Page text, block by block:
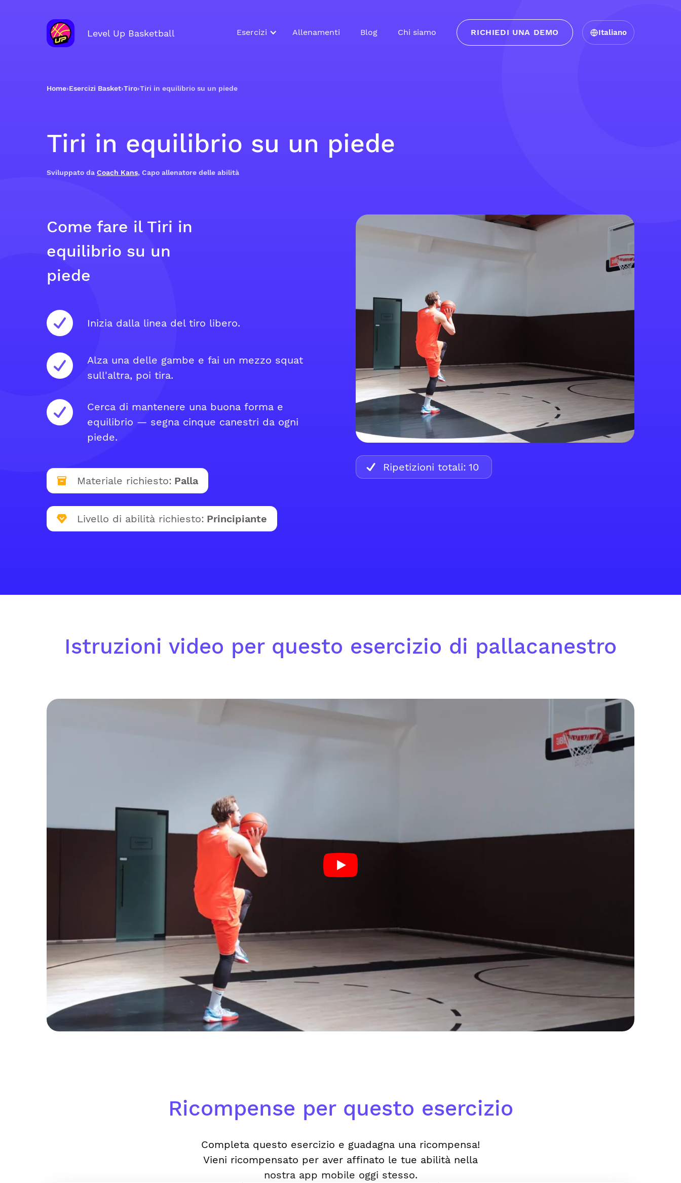
Level Up Basketball Esercizi Allenamenti Blog Chi siamo RICHIEDI UNA DEMO Italiano
Home›Esercizi Basket›Tiro›Tiri in equilibrio su un piede
Tiri in equilibrio su un piede
Sviluppato da Coach Kans, Capo allenatore delle abilità
Come fare il Tiri in
equilibrio su un
piede
Inizia dalla linea del tiro libero.
Alza una delle gambe e fai un mezzo squat
sull'altra, poi tira.
Cerca di mantenere una buona forma e
equilibrio — segna cinque canestri da ogni
piede.
Materiale richiesto: Palla
Livello di abilità richiesto: Principiante
Ripetizioni totali: 10
Istruzioni video per questo esercizio di pallacanestro
Ricompense per questo esercizio
Completa questo esercizio e guadagna una ricompensa!
Vieni ricompensato per aver affinato le tue abilità nella
nostra app mobile oggi stesso.